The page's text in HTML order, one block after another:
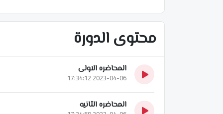
محتوى الدورة
المحاضره الاولى
2023-04-06 17:34:12
المحاضره الثانيه